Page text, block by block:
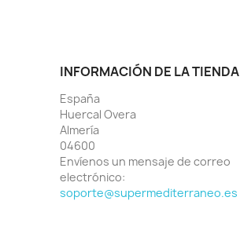
INFORMACIÓN DE LA TIENDA
España
Huercal Overa
Almería
04600
Envíenos un mensaje de correo
electrónico:
soporte@supermediterraneo.es